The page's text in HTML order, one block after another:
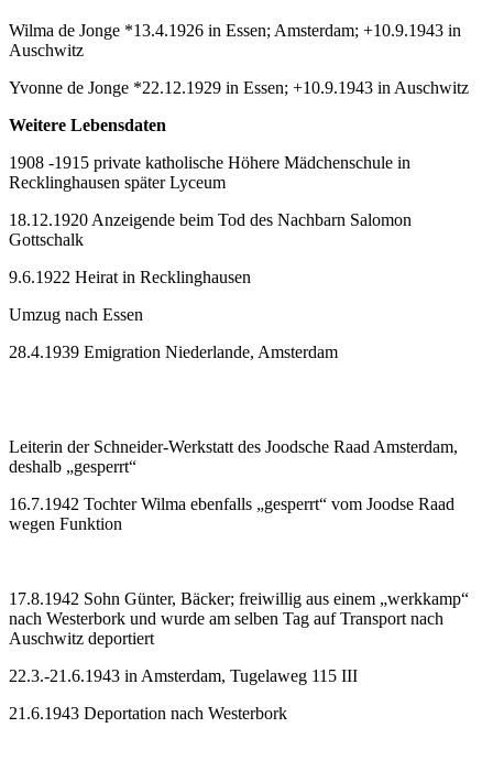
Wilma de Jonge *13.4.1926 in Essen; Amsterdam; +10.9.1943 in
Auschwitz
Yvonne de Jonge *22.12.1929 in Essen; +10.9.1943 in Auschwitz
Weitere Lebensdaten
1908 -1915 private katholische Höhere Mädchenschule in
Recklinghausen später Lyceum
18.12.1920 Anzeigende beim Tod des Nachbarn Salomon
Gottschalk
9.6.1922 Heirat in Recklinghausen
Umzug nach Essen
28.4.1939 Emigration Niederlande, Amsterdam
Leiterin der Schneider-Werkstatt des Joodsche Raad Amsterdam,
deshalb „gesperrt“
16.7.1942 Tochter Wilma ebenfalls „gesperrt“ vom Joodse Raad
wegen Funktion
17.8.1942 Sohn Günter, Bäcker; freiwillig aus einem „werkkamp“
nach Westerbork und wurde am selben Tag auf Transport nach
Auschwitz deportiert
22.3.-21.6.1943 in Amsterdam, Tugelaweg 115 III
21.6.1943 Deportation nach Westerbork